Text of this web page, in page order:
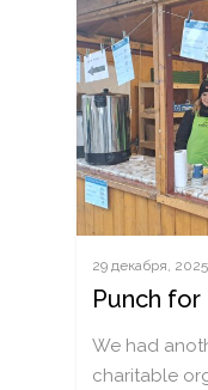
29 декабря, 2025
Punch
We had
charitable